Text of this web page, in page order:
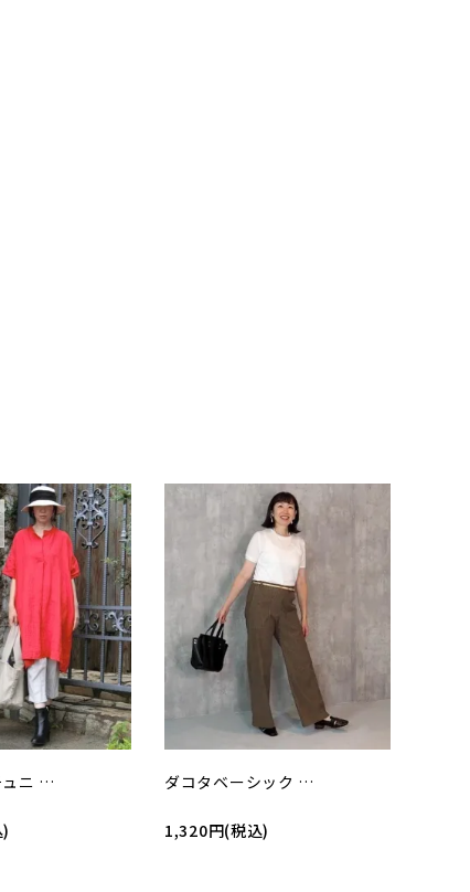
ュニ … ダコタベーシック …
1,320円(税込)